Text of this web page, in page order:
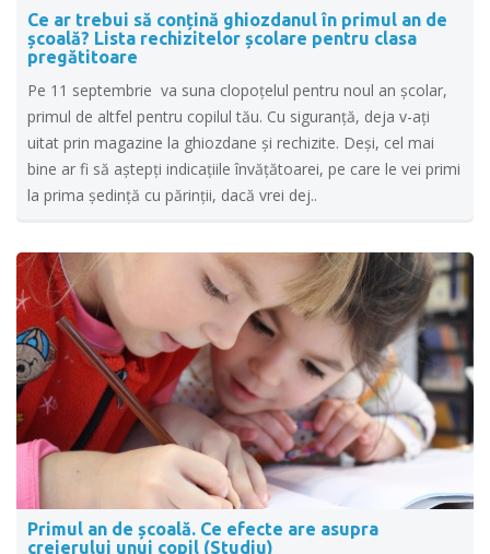
Ce ar trebui să conțină ghiozdanul în primul an de
școală? Lista rechizitelor școlare pentru clasa
pregătitoare
Pe 11 septembrie va suna clopoțelul pentru noul an școlar,
primul de altfel pentru copilul tău. Cu siguranță, deja v-ați
uitat prin magazine la ghiozdane și rechizite. Deși, cel mai
bine ar fi să aștepți indicațiile învățătoarei, pe care le vei primi
la prima ședință cu părinții, dacă vrei dej..
Primul an de școală. Ce efecte are asupra
creierului unui copil (Studiu)